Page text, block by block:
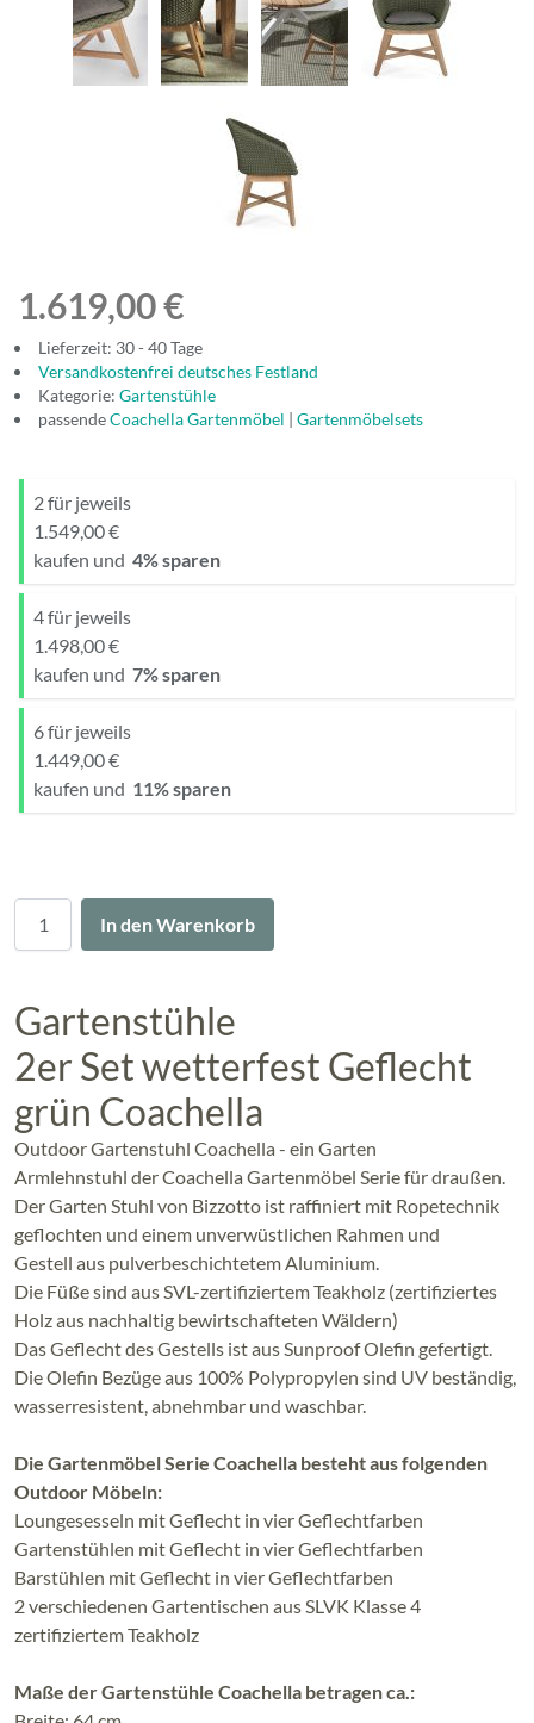
1.619,00 €
Lieferzeit: 30 - 40 Tage
Versandkostenfrei deutsches Festland
Kategorie: Gartenstühle
passendeCoachella Gartenmöbel | Gartenmöbelsets
In den Warenkorb
2 für jeweils
1.549,00 €
kaufen und 4% sparen
4 für jeweils
1.498,00 €
kaufen und 7% sparen
6 für jeweils
1.449,00 €
kaufen und 11% sparen
Gartenstühle
2er Set wetterfest Geflecht
grün Coachella
Outdoor Gartenstuhl Coachella - ein Garten
Armlehnstuhl der Coachella Gartenmöbel Serie für draußen.
Der Garten Stuhl von Bizzotto ist raffiniert mit Ropetechnik
geflochten und einem unverwüstlichen Rahmen und
Gestell aus pulverbeschichtetem Aluminium.
Die Füße sind aus SVL-zertifiziertem Teakholz (zertifiziertes
Holz aus nachhaltig bewirtschafteten Wäldern)
Das Geflecht des Gestells ist aus Sunproof Olefin gefertigt.
Die Olefin Bezüge aus 100% Polypropylen sind UV beständig,
wasserresistent, abnehmbar und waschbar.
Die Gartenmöbel Serie Coachella besteht aus folgenden
Outdoor Möbeln:
Loungesesseln mit Geflecht in vier Geflechtfarben
Gartenstühlen mit Geflecht in vier Geflechtfarben
Barstühlen mit Geflecht in vier Geflechtfarben
2 verschiedenen Gartentischen aus SLVK Klasse 4
zertifiziertem Teakholz
Maße der Gartenstühle Coachella betragen ca.: